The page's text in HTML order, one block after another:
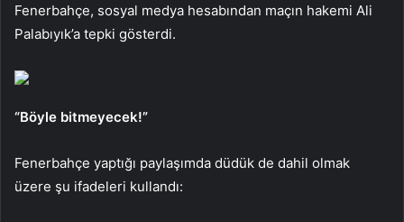
Fenerbahçe, sosyal medya hesabından maçın hakemi Ali
Palabıyık’a tepki gösterdi.
“Böyle bitmeyecek!”
Fenerbahçe yaptığı paylaşımda düdük de dahil olmak
üzere şu ifadeleri kullandı: